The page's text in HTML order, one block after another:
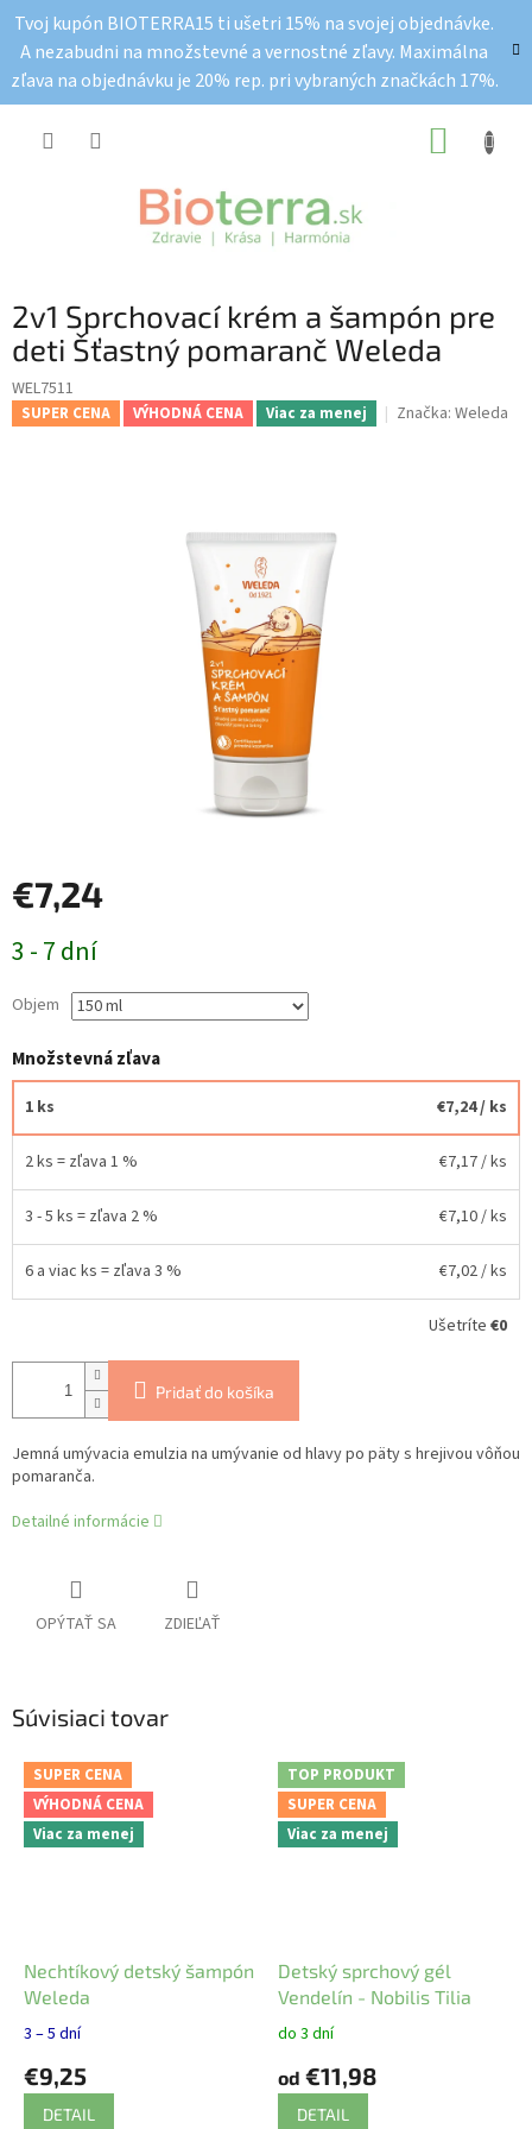
obsah
Tvoj kupón BIOTERRA15 ti ušetri 15% na svojej objednávke.
A nezabudni na množstevné a vernostné zľavy. Maximálna
zľava na objednávku je 20% rep. pri vybraných značkách 17%.
2v1 Sprchovací krém a šampón pre
deti Šťastný pomaranč Weleda
WEL7511
SUPER CENA VÝHODNÁ CENA Viac za menej Značka: Weleda
€7,24
cena:
3 - 7 dní
Objem
Množstevná zľava
1 ks €7,24/ ks
2 ks = zľava 1 % €7,17/ ks
3 - 5 ks = zľava 2 % €7,10/ ks
6 a viac ks = zľava 3 % €7,02/ ks
Ušetríte €0
Pridať do košíka
Jemná umývacia emulzia na umývanie od hlavy po päty s hrejivou vôňou
pomaranča.
Detailné informácie
OPÝTAŤ SA ZDIEĽAŤ
Súvisiaci tovar
SUPER CENA
VÝHODNÁ CENA
Viac za menej
Nechtíkový detský šampón
Weleda
3 – 5 dní
€9,25
DETAIL
TOP PRODUKT
SUPER CENA
Viac za menej
Detský sprchový gél
Vendelín - Nobilis Tilia
do 3 dní
od €11,98
DETAIL